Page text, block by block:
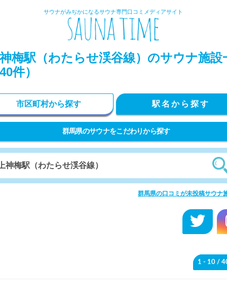
サウナがみぢかになるサウナ専門口コミメディアサイト
梅駅（わたらせ渓谷線）のサウナ施設
件）
市区町村から探す 駅名から探す
群馬県のサウナをこだわりから探す
群馬県の口コミが未投稿サウナ
1 - 10 /